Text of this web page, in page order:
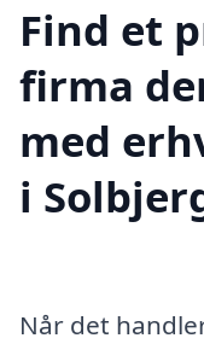
Find et
firma
med
i
Når det